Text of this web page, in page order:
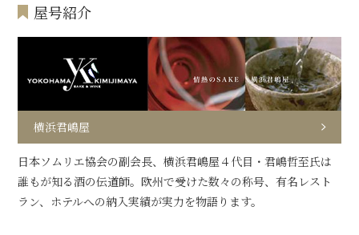
屋号紹介
横浜君嶋屋
日本ソムリエ協会の副会長、横浜君嶋屋４代目・君嶋哲至氏は
誰もが知る酒の伝道師。欧州で受けた数々の称号、有名レスト
ラン、ホテルへの納入実績が実力を物語ります。